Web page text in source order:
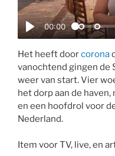
P
l
a
y
00:00
Het heeft doorcorona
vanochtend gingen de
weer van start. Vier
het dorp aan de
en een hoofdrol voor
Nederland.
Item voor TV, live, en